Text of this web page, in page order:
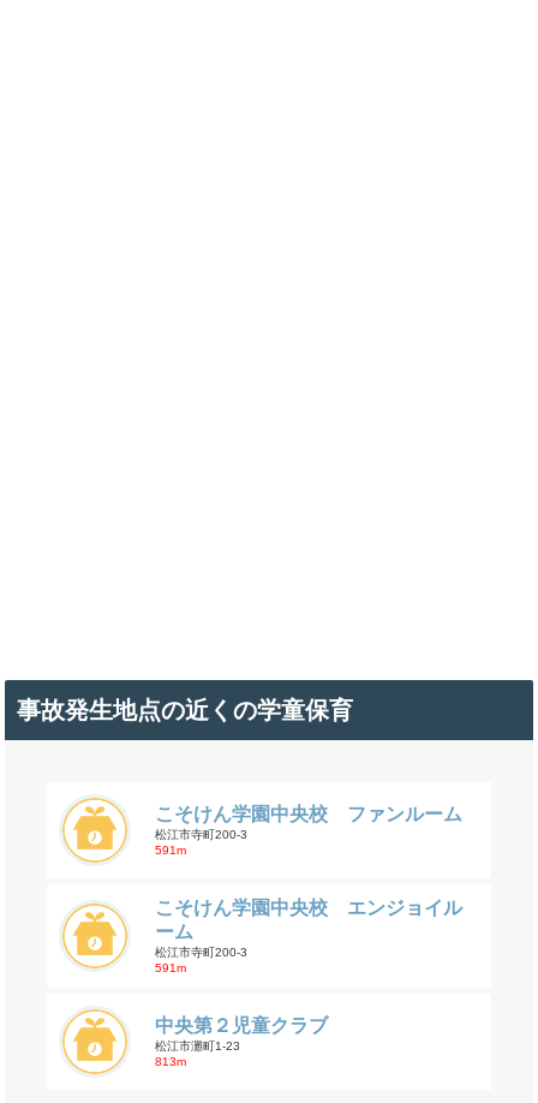
事故発生地点の近くの学童保育
こそけん学園中央校 ファンルーム
松江市寺町200-3
591m
こそけん学園中央校 エンジョイル
ーム
松江市寺町200-3
591m
中央第２児童クラブ
松江市灘町1-23
813m